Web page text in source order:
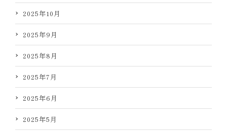
2025年10月
2025年9月
2025年8月
2025年7月
2025年6月
2025年5月